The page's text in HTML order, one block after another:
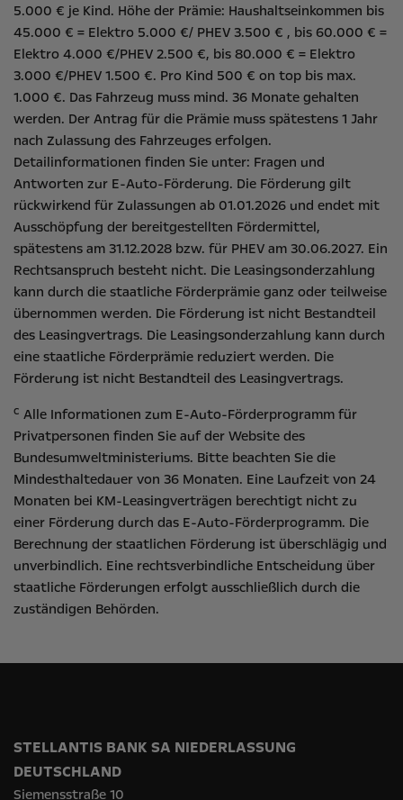
5.000 € je Kind. Höhe der Prämie: Haushaltseinkommen bis
45.000 € = Elektro 5.000 €/ PHEV 3.500 € , bis 60.000 € =
Elektro 4.000 €/PHEV 2.500 €, bis 80.000 € = Elektro
3.000 €/PHEV 1.500 €. Pro Kind 500 € on top bis max.
1.000 €. Das Fahrzeug muss mind. 36 Monate gehalten
werden. Der Antrag für die Prämie muss spätestens 1 Jahr
nach Zulassung des Fahrzeuges erfolgen.
Detailinformationen finden Sie unter: Fragen und
Antworten zur E-Auto-Förderung. Die Förderung gilt
rückwirkend für Zulassungen ab 01.01.2026 und endet mit
Ausschöpfung der bereitgestellten Fördermittel,
spätestens am 31.12.2028 bzw. für PHEV am 30.06.2027. Ein
Rechtsanspruch besteht nicht​. Die Leasingsonderzahlung
kann durch die staatliche Förderprämie ganz oder teilweise
übernommen werden. Die Förderung ist nicht Bestandteil
des Leasingvertrags. Die Leasingsonderzahlung kann durch
eine staatliche Förderprämie reduziert werden. Die
Förderung ist nicht Bestandteil des Leasingvertrags.
c Alle Informationen zum E-Auto-Förderprogramm für
Privatpersonen finden Sie auf der Website des
Bundesumweltministeriums. Bitte beachten Sie die
Mindesthaltedauer von 36 Monaten. Eine Laufzeit von 24
Monaten bei KM-Leasingverträgen berechtigt nicht zu
einer Förderung durch das E-Auto-Förderprogramm. Die
Berechnung der staatlichen Förderung ist überschlägig und
unverbindlich. Eine rechtsverbindliche Entscheidung über
staatliche Förderungen erfolgt ausschließlich durch die
zuständigen Behörden.
STELLANTIS BANK SA NIEDERLASSUNG
DEUTSCHLAND
Siemensstraße 10